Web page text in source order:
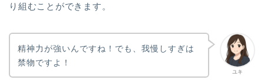
り組むことができます。
ユキ
精神力が強いんですね！でも、我慢しすぎは
禁物ですよ！